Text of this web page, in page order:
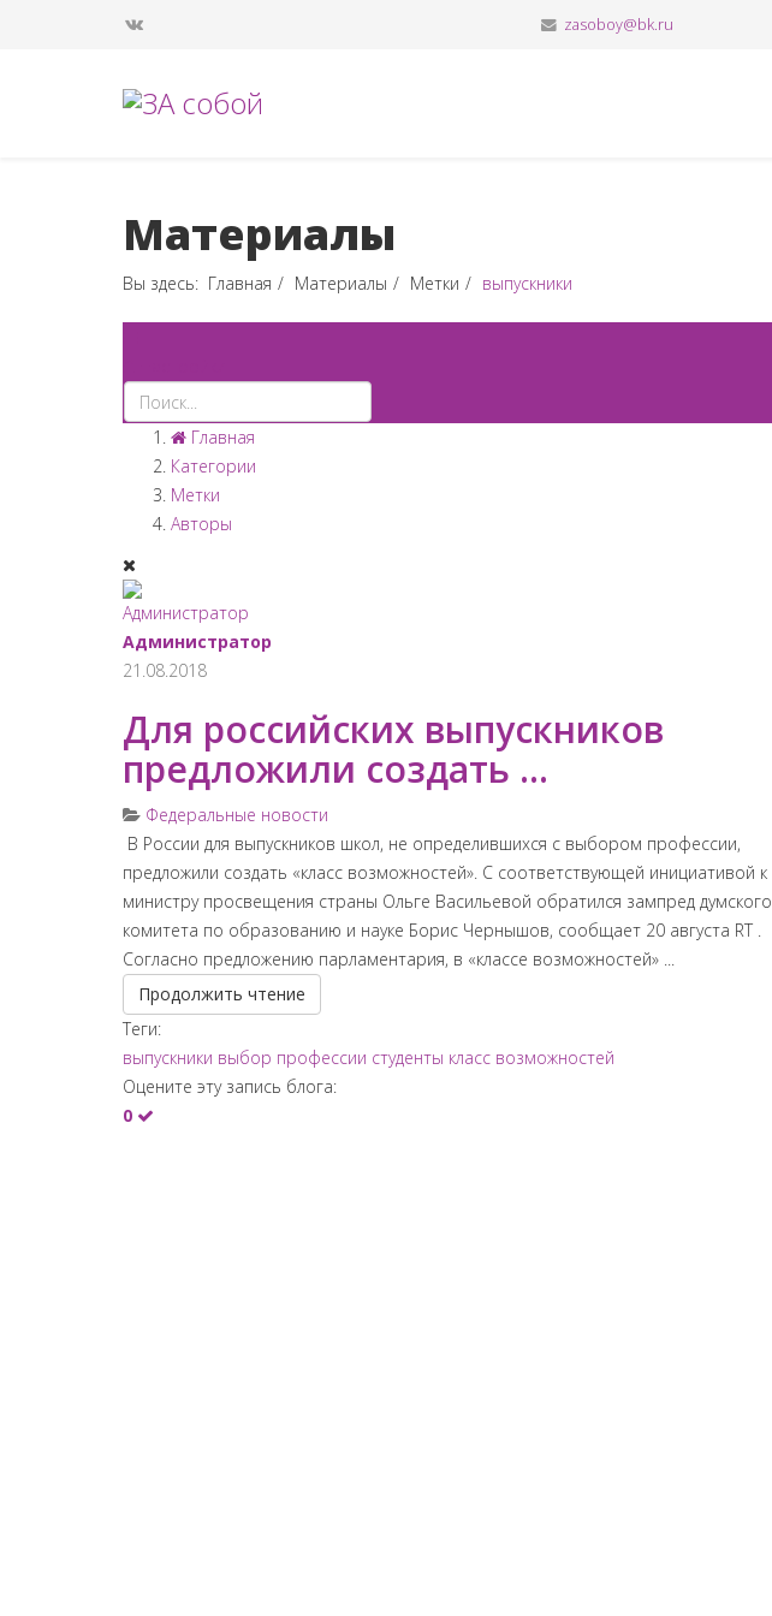
zasoboy@bk.ru
Материалы
Вы здесь: Главная Материалы Метки выпускники
Главная
Категории
Метки
Авторы
Администратор
21.08.2018
Для российских выпускников
предложили создать ...
Федеральные новости
​ В России для выпускников школ, не определившихся с выбором профессии,
предложили создать «класс возможностей». С соответствующей инициативой к
министру просвещения страны Ольге Васильевой обратился зампред думского
комитета по образованию и науке Борис Чернышов, сообщает 20 августа RT .
Согласно предложению парламентария, в «классе возможностей» ...
Продолжить чтение
Теги:
выпускники выбор профессии студенты класс возможностей
Оцените эту запись блога:
0